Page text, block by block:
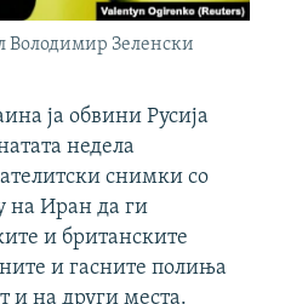
Володимир Зеленски
ја обвини Русија
недела
снимки со
на Иран да ги
и британските
и гасните полиња
и на други места.